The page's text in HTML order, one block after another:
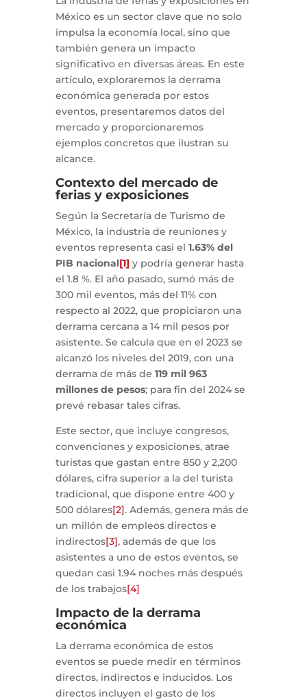
México es un sector clave que no solo
impulsa la economía local, sino que
también genera un impacto
significativo en diversas áreas. En este
artículo, exploraremos la derrama
económica generada por estos
eventos, presentaremos datos del
mercado y proporcionaremos
ejemplos concretos que ilustran su
alcance.
Contexto del mercado de
ferias y exposiciones
Según la Secretaría de Turismo de
México, la industria de reuniones y
eventos representa casi el 1.63% del
PIB nacional[1] y podría generar hasta
el 1.8 %. El año pasado, sumó más de
300 mil eventos, más del 11% con
respecto al 2022, que propiciaron una
derrama cercana a 14 mil pesos por
asistente. Se calcula que en el 2023 se
alcanzó los niveles del 2019, con una
derrama de más de 119 mil 963
millones de pesos; para fin del 2024 se
prevé rebasar tales cifras.
Este sector, que incluye congresos,
convenciones y exposiciones, atrae
turistas que gastan entre 850 y 2,200
dólares, cifra superior a la del turista
tradicional, que dispone entre 400 y
500 dólares[2]. Además, genera más de
un millón de empleos directos e
indirectos[3], además de que los
asistentes a uno de estos eventos, se
quedan casi 1.94 noches más después
de los trabajos[4]
Impacto de la derrama
económica
La derrama económica de estos
eventos se puede medir en términos
directos, indirectos e inducidos. Los
directos incluyen el gasto de los